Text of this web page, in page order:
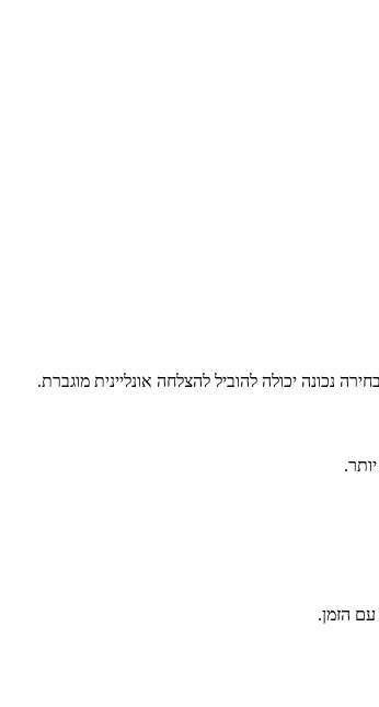
נכונה יכולה להוביל להצלחה אונליינית מוגברת.
הזמן.